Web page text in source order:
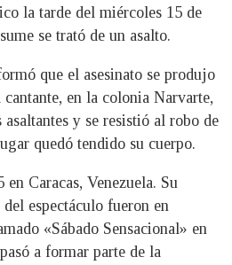
la tarde del miércoles 15 de
se trató de un asalto.
que el asesinato se produjo
en la colonia Narvarte,
y se resistió al robo de
quedó tendido su cuerpo.
Caracas, Venezuela. Su
espectáculo fueron en
«Sábado Sensacional» en
a formar parte de la